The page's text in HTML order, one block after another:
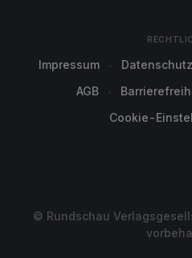
Impressum Datenschutz
AGB
Cookie-
© Rundschau